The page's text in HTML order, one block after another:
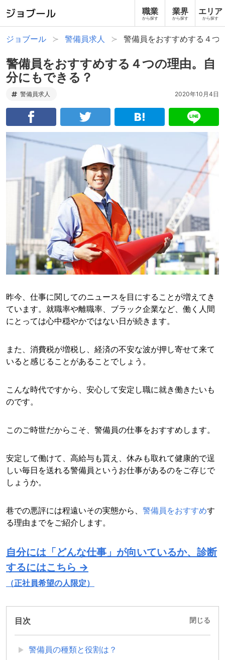
職業
から探す
業界
から探す
エリア
から探す
ジョブール 警備員求人 警備員をおすすめする４つ
警備員をおすすめする４つの理由。自
分にもできる？
警備員求人 2020年10月4日
昨今、仕事に関してのニュースを目にすることが増えてき
ています。 就職率や離職率、ブラック企業など、働く人間
にとっては心中穏やかではない日が続きます。
また、消費税が増税し、経済の不安な波が押し寄せて来て
いると感じることがあることでしょう。
こんな時代ですから、安心して安定し職に就き働きたいも
のです。
このご時世だからこそ、警備員の仕事をおすすめします。
安定して働けて、高給与も貰え、休みも取れて健康的で逞
しい毎日を送れる警備員というお仕事があるのをご存じで
しょうか。
巷での悪評には程遠いその実態から、 警備員をおすすめす
る理由までをご紹介します。
自分には「どんな仕事」が向いているか、診断
するにはこちら →
（正社員希望の人限定）
目次 閉じる
警備員の種類と役割は？